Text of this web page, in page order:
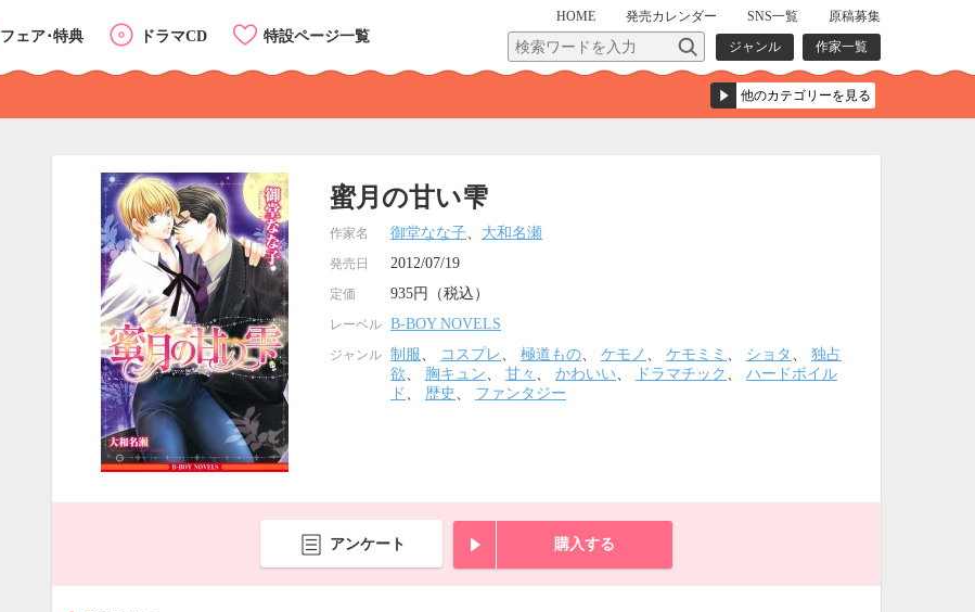
HOME 発売カレンダー SNS一覧
原稿募集
ジャンル
作家一覧
フェア･特典 ドラマCD 特設ページ一覧
蜜月の甘い雫
作家名 御堂なな子、 大和名瀬
発売日 2012/07/19
定価 935円（税込）
レーベル B-BOY NOVELS
ジャンル 制服、 コスプレ 、 極道もの、 ケモノ 、 ケモミミ 、 ショタ 、 独占
欲、 胸キュン、 甘々 、 かわいい、 ドラマチック 、 ハードボイル
ド 、 歴史 、 ファンタジー
アンケート 購入する